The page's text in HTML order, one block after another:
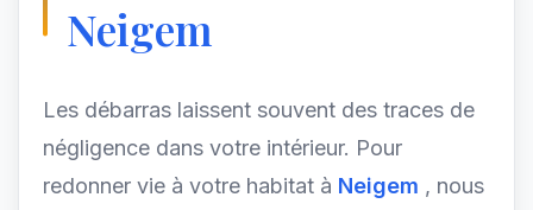
Neigem
Les débarras laissent souvent des traces de
négligence dans votre intérieur. Pour
redonner vie à votre habitat à Neigem , nous